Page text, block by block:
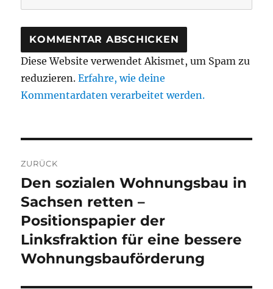
Diese Website verwendet Akismet, um Spam zu
reduzieren.Erfahre, wie deine
Kommentardaten verarbeitet werden.
ZURÜCK
Vorheriger
Beitrag:
Den sozialen Wohnungsbau in
Sachsen retten –
Positionspapier der
Linksfraktion für eine bessere
Wohnungsbauförderung